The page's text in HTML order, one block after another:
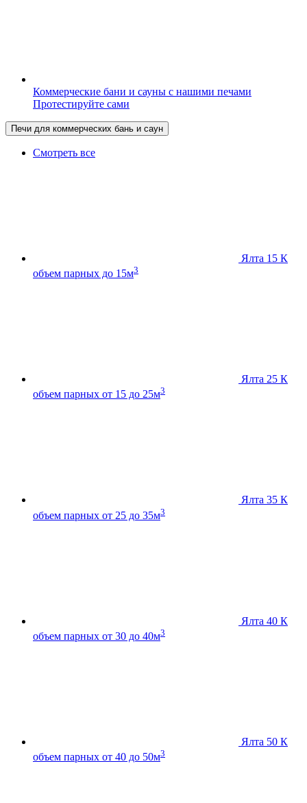
Коммерческие бани и сауны с нашими печами
Протестируйте сами
Печи для коммерческих бань и саун
Смотреть все
Ялта 15 К
объем парных до 15м3
Ялта 25 К
объем парных от 15 до 25м3
Ялта 35 К
объем парных от 25 до 35м3
Ялта 40 К
объем парных от 30 до 40м3
Ялта 50 К
объем парных от 40 до 50м3